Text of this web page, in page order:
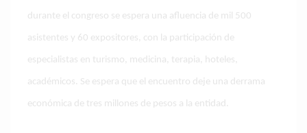
durante el congreso se espera una afluencia de mil 500
asistentes y 60 expositores, con la participación de
especialistas en turismo, medicina, terapia, hoteles,
académicos. Se espera que el encuentro deje una derrama
económica de tres millones de pesos a la entidad.